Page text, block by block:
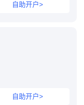
自助开户>
自助开户>